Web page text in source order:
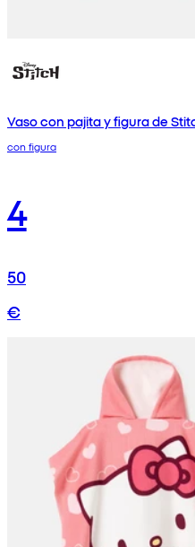
Vaso con pajita y figura de
con figura
4
50
€